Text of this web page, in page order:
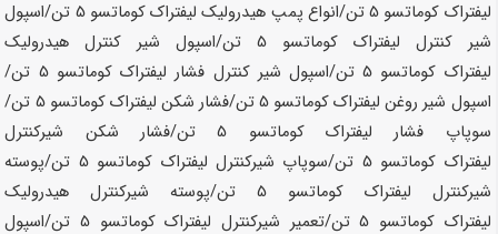
لیفتراک کوماتسو /انواع پمپ هیدرولیک لیفتراک کوماتسو 5 تن
/اسپول
شیر کنترل لیفتراک کوماتسو
/اسپول شیر کنترل هیدرولیک
لیفتراک کوماتسو
/اسپول شیر کنترل فشار لیفتراک کوماتسو 5 تن
/
اسپول شیر روغن لیفتراک کوماتسو
/فشار شکن لیفتراک کوماتسو 5 تن
/
سوپاپ فشار لیفتراک کوماتسو
/فشار شکن شیرکنترل
لیفتراک کوماتسو 5 تن /سوپاپ شیرکنترل لیفتراک کوماتسو 5 تن
/پوسته
شیرکنترل لیفتراک کوماتسو
/پوسته شیرکنترل هیدرولیک
لیفتراک کوماتسو
/تعمیر شیرکنترل لیفتراک کوماتسو
/اسپول